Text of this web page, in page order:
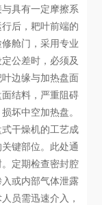
具有一定摩擦系
后，耙叶前端的
舱门，采用专业
公差时，必须及
边缘与加热盘面
结料，严重阻碍
坏中空加热盘。
干燥机的工艺成
键部位。此处通
定期检查密封腔
或内部气体泄露
员需迅速介入，